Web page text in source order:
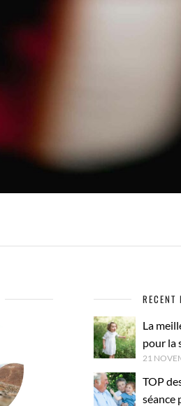
RECENT
La
pour la
21
TOP
séance